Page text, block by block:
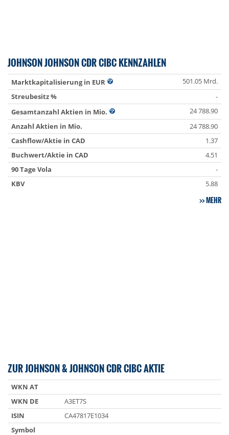
JOHNSON JOHNSON CDR CIBC KENNZAHLEN
Marktkapitalisierung in EUR
501.05 Mrd.
Streubesitz %
-
Gesamtanzahl Aktien in Mio.
24 788.90
Anzahl Aktien in Mio.
24 788.90
Cashflow/Aktie in CAD
1.37
Buchwert/Aktie in CAD
4.51
90 Tage Vola
-
KBV
5.88
MEHR
ZUR JOHNSON & JOHNSON CDR CIBC AKTIE
WKN AT
WKN DE
A3ET7S
ISIN
CA47817E1034
Symbol